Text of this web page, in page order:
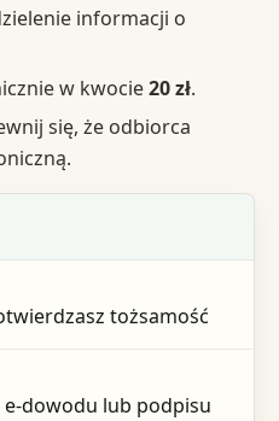
informacji o
w kwocie20 zł.
się, że odbiorca
tożsamość
dowodu lub podpisu